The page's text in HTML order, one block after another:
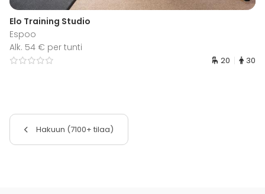
Elo Training Studio
Espoo
Alk. 54 € per tunti
20 30
Hakuun (7100+ tilaa)